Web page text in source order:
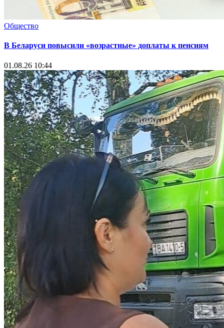
Общество
В Беларуси повысили «возрастные» доплаты к пенсиям
01.08.26 10:44